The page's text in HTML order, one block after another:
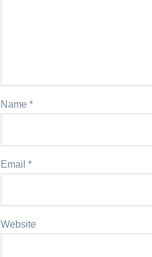
Name *
Email *
Website